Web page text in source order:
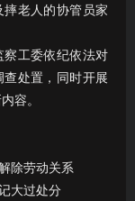
摔老人的协管员家
察工委依纪依法对
处置，同时开展
容。
除劳动关系
大过处分